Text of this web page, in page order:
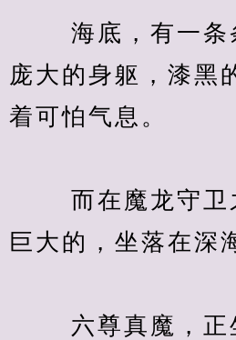
海底，有一条
庞大的身躯，漆黑
着可怕气息。
而在魔龙守卫
巨大的，坐落在深
六尊真魔，正